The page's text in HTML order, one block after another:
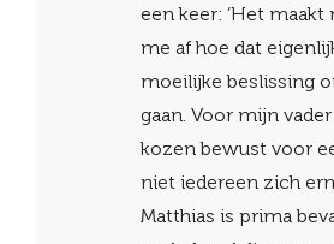
een keer: ‘Het
me af hoe dat
moeilijke beslissing
gaan. Voor mijn
kozen bewust voor
niet iedereen zich
Matthias is prima